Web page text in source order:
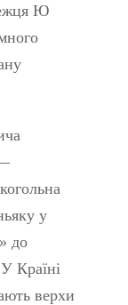
Ю
у
до
Країні
верхи